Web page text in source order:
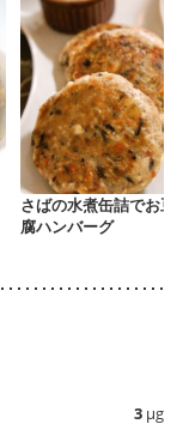
さばの水煮缶詰でお豆
腐ハンバーグ
3 µg